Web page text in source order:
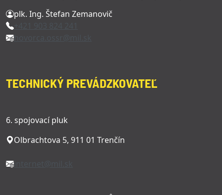
plk. Ing. Štefan Zemanovič
TECHNICKÝ PREVÁDZKOVATEĽ
6. spojovací pluk
Olbrachtova 5, 911 01 Trenčín